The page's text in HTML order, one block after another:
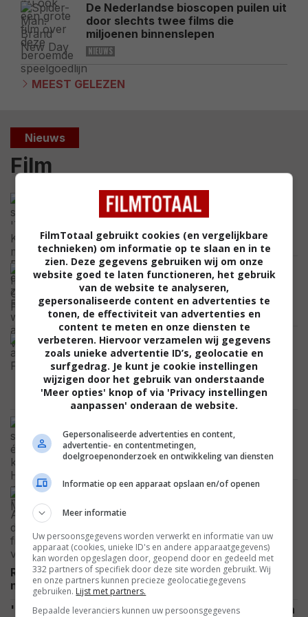
De Nederlandse bioscopen puilen uit
door slechts twee films die
miljoenen binnenslepen
NIEUWS
MEEST GELEZEN
Nieuws
Film
Hij speelde in 'The Dark Knight, maar
Eric Roberts en zijn zus Julia Roberts
CELEBRITY
Na vijf films is het eind deze maand tijd
voor 'Insidious: Out of the Further':
bekijk de nieuwste trailer
VIDEO
De hoofdrolspeler is een leugenaar,
budgetten veel te hoog en de films
tenenkrommend: 'Fast & Furious' is
passé
FEATURED
Hemsworth nu ruim 15 miljoen
Amerikaanse dollar per film vragen
CELEBRITY
'The Mummy 4'-reünie is bijna
compleet: Ook de laatste held en een
dode(?) zijn weer van de partij
NIEUWS
Russell Crowe enorm gespierd op foto's voor de
nieuwe film: "Gladiator x Warrior" FOTO
'Ice Cream Man' nu al onder vuur: regisseur Eli Roth
FilmTotaal gebruikt cookies (en vergelijkbare
technieken) om informatie op te slaan en in te
zien. Deze gegevens gebruiken wij om onze
website goed te laten functioneren, het gebruik
van de website te analyseren,
gepersonaliseerde content en advertenties te
tonen, de effectiviteit van advertenties en
content te meten en onze diensten te
verbeteren. Hiervoor verzamelen wij gegevens
zoals unieke advertentie ID’s, geolocatie en
surfgedrag. Je kunt je cookie instellingen
wijzigen door het gebruik van onderstaande
'Meer opties' knop of via 'Privacy instellingen
aanpassen' onderaan de website.
Gepersonaliseerde advertenties en content,
advertentie- en contentmetingen,
doelgroepenonderzoek en ontwikkeling van diensten
Informatie op een apparaat opslaan en/of openen
Meer informatie
Uw persoonsgegevens worden verwerkt en informatie van uw
apparaat (cookies, unieke ID's en andere apparaatgegevens)
kan worden opgeslagen door, geopend door en gedeeld met
332 partners of specifiek door deze site worden gebruikt. Wij
en onze partners kunnen precieze geolocatiegegevens
gebruiken. Lijst met partners.
Bepaalde leveranciers kunnen uw persoonsgegevens